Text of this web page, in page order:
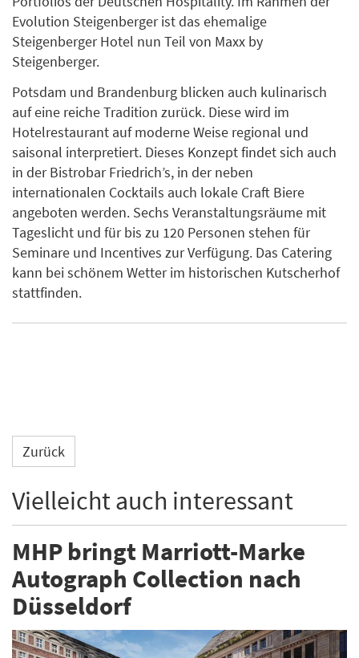
Evolution Steigenberger ist das ehemalige
Steigenberger Hotel nun Teil von Maxx by
Steigenberger.
Potsdam und Brandenburg blicken auch kulinarisch
auf eine reiche Tradition zurück. Diese wird im
Hotelrestaurant auf moderne Weise regional und
saisonal interpretiert. Dieses Konzept findet sich auch
in der Bistrobar Friedrich’s, in der neben
internationalen Cocktails auch lokale Craft Biere
angeboten werden. Sechs Veranstaltungsräume mit
Tageslicht und für bis zu 120 Personen stehen für
Seminare und Incentives zur Verfügung. Das Catering
kann bei schönem Wetter im historischen Kutscherhof
stattfinden.
Zurück
Vielleicht auch interessant
MHP bringt Marriott-Marke
Autograph Collection nach
Düsseldorf